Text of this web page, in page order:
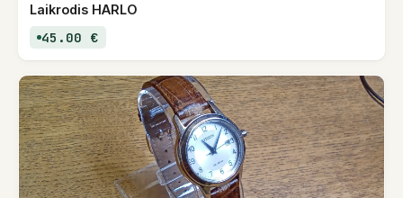
Laikrodis HARLO
45.00 €